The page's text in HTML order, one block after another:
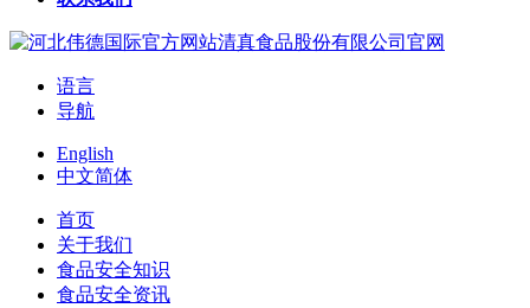
语言
导航
English
中文简体
首页
关于我们
食品安全知识
食品安全资讯